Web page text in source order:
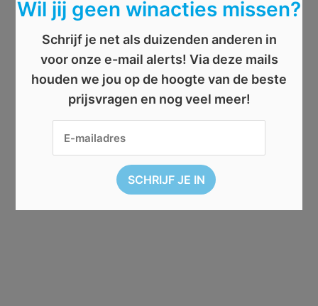
Wil jij geen winacties missen?
Schrijf je net als duizenden anderen in
voor onze e-mail alerts! Via deze mails
houden we jou op de hoogte van de beste
prijsvragen en nog veel meer!